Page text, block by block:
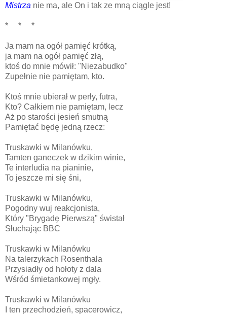
Mistrza nie ma, ale On i tak ze mną ciągle jest!
* * *
Ja mam na ogół pamięć krótką,
ja mam na ogół pamięć złą,
ktoś do mnie mówił: "Niezabudko"
Zupełnie nie pamiętam, kto.
Ktoś mnie ubierał w perły, futra,
Kto? Całkiem nie pamiętam, lecz
Aż po starości jesień smutną
Pamiętać będę jedną rzecz:
Truskawki w Milanówku,
Tamten ganeczek w dzikim winie,
Te interludia na pianinie,
To jeszcze mi się śni,
Truskawki w Milanówku,
Pogodny wuj reakcjonista,
Który "Brygadę Pierwszą" świstał
Słuchając BBC
Truskawki w Milanówku
Na talerzykach Rosenthala
Przysiadły od hołoty z dala
Wśród śmietankowej mgły.
Truskawki w Milanówku
I ten przechodzień, spacerowicz,